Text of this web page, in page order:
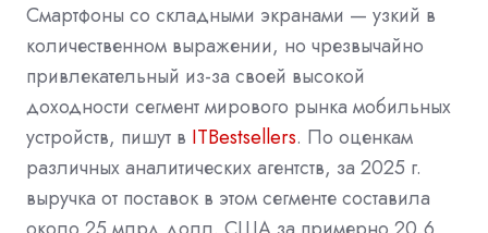
Смартфоны со складными экранами — узкий в
количественном выражении, но чрезвычайно
привлекательный из-за своей высокой
доходности сегмент мирового рынка мобильных
устройств, пишут в ITBestsellers. По оценкам
различных аналитических агентств, за 2025 г.
выручка от поставок в этом сегменте составила